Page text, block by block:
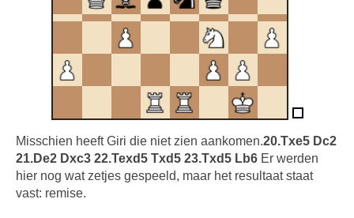
Misschien heeft Giri die niet zien aankomen.20.Txe5 Dc2
21.De2 Dxc3 22.Texd5 Txd5 23.Txd5 Lb6 Er werden
hier nog wat zetjes gespeeld, maar het resultaat staat
vast: remise.